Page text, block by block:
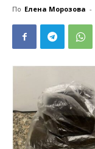
По Елена Морозова -